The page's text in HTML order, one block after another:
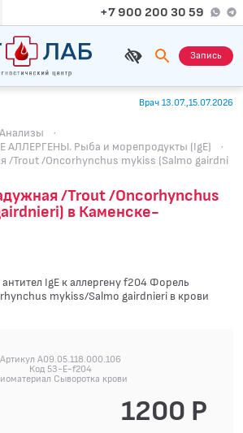
+7 900 200 30 59
Запись
Врач 13.07.,15.07.2026
Анализы
·
АЛЛЕРГЕНЫ. Рыба и морепродукты (IgE)
·
/Trout /Oncorhynchus mykiss (Salmo gairdni
/Trout /Oncorhynchus
в Каменске-
IgE к аллергену f204 Форель
mykiss/Salmo gairdnieri в крови
Артикул A09.05.118.000.106
Код 53-E-f204
Сыворотка крови
1200 Р